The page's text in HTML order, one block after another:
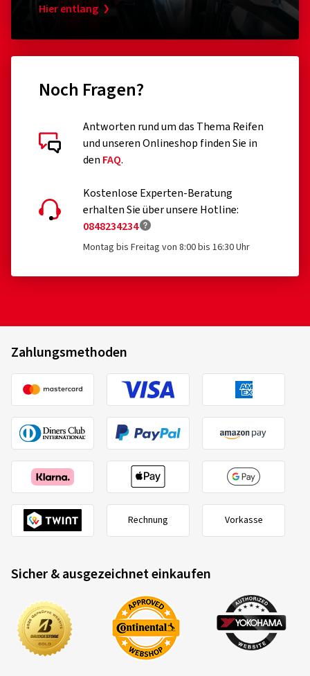
Hier entlang
Noch Fragen?
Antworten rund um das Thema Reifen
und unseren Onlineshop finden Sie in
den FAQ.
Kostenlose Experten-Beratung
erhalten Sie über unsere Hotline:
0848234234
Montag bis Freitag von 8:00 bis 16:30 Uhr
Zahlungsmethoden
Rechnung Vorkasse
Sicher & ausgezeichnet einkaufen